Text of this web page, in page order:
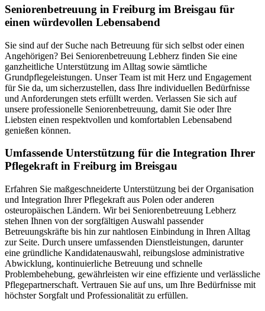
Senioren­betreuung in Freiburg im Breisgau für
einen würdevollen Lebensabend
Sie sind auf der Suche nach Betreuung für sich selbst oder einen
Angehörigen? Bei Seniorenbetreuung Lebherz finden Sie eine
ganzheitliche Unterstützung im Alltag sowie sämtliche
Grundpflegeleistungen. Unser Team ist mit Herz und Engagement
für Sie da, um sicherzustellen, dass Ihre individuellen Bedürfnisse
und Anforderungen stets erfüllt werden. Verlassen Sie sich auf
unsere professionelle Seniorenbetreuung, damit Sie oder Ihre
Liebsten einen respektvollen und komfortablen Lebensabend
genießen können.
Umfassende Unterstützung für die Integration Ihrer
Pflegekraft in Freiburg im Breisgau
Erfahren Sie maßgeschneiderte Unterstützung bei der Organisation
und Integration Ihrer Pflegekraft aus Polen oder anderen
osteuropäischen Ländern. Wir bei Seniorenbetreuung Lebherz
stehen Ihnen von der sorgfältigen Auswahl passender
Betreuungskräfte bis hin zur nahtlosen Einbindung in Ihren Alltag
zur Seite. Durch unsere umfassenden Dienstleistungen, darunter
eine gründliche Kandidatenauswahl, reibungslose administrative
Abwicklung, kontinuierliche Betreuung und schnelle
Problembehebung, gewährleisten wir eine effiziente und verlässliche
Pflegepartnerschaft. Vertrauen Sie auf uns, um Ihre Bedürfnisse mit
höchster Sorgfalt und Professionalität zu erfüllen.